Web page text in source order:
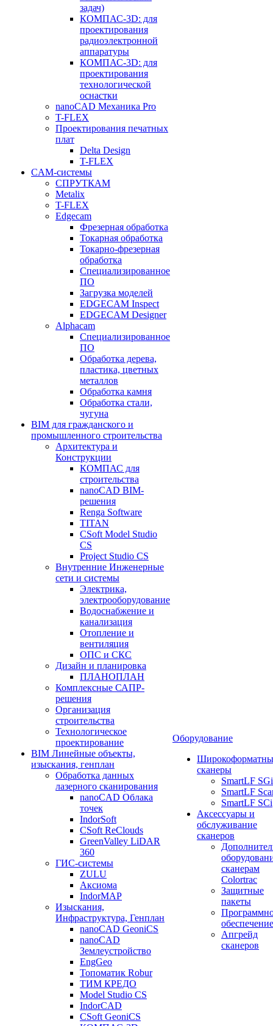
задач)
КОМПАС-3D: для
проектирования
радиоэлектронной
аппаратуры
КОМПАС-3D: для
проектирования
технологической
оснастки
nanoCAD Механика Pro
T-FLEX
Проектирования печатных
плат
Delta Design
T-FLEX
CAM-системы
СПРУТКAM
Metalix
T-FLEX
Edgecam
Фрезерная обработка
Токарная обработка
Токарно-фрезерная
обработка
Специализированное
ПО
Загрузка моделей
EDGECAM Inspect
EDGECAM Designer
Alphacam
Специализированное
ПО
Обработка дерева,
пластика, цветных
металлов
Обработка камня
Обработка стали,
чугуна
BIM для гражданского и
промышленного строительства
Архитектура и
Конструкции
КОМПАС для
строительства
nanoCAD BIM-
решения
Renga Software
TITAN
CSoft Model Studio
CS
Project Studio CS
Внутренние Инженерные
сети и системы
Электрика,
электрооборудование
Водоснабжение и
канализация
Отопление и
вентиляция
ОПС и СКС
Дизайн и планировка
ПЛАНОПЛАН
Комплексные САПР-
решения
Организация
строительства
Технологическое
проектирование
BIM Линейные объекты,
изыскания, генплан
Обработка данных
лазерного сканирования
nanoCAD Облака
точек
IndorSoft
CSoft ReClouds
GreenValley LiDAR
360
ГИС-системы
ZULU
Аксиома
IndorMAP
Изыскания,
Инфраструктура, Генплан
nanoCAD GeoniCS
nanoCAD
Землеустройство
EngGeo
Топоматик Robur
ТИМ КРЕДО
Model Studio CS
IndorCAD
CSoft GeoniCS
Оборудование
сканеры
SmartLF SGi
SmartLF
SmartLF SCi
Аксессуары и
обслуживание
сканеров
сканерам
Colortrac
Защитные
пакеты
обеспечение
Апгрейд
сканеров